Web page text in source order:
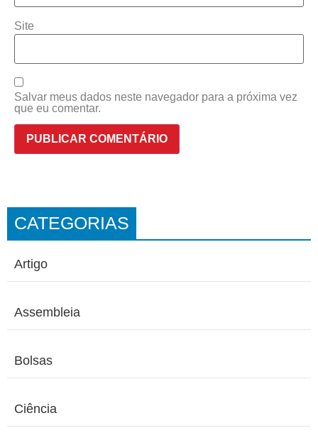
Site
Salvar meus dados neste navegador para a próxima vez
que eu comentar.
CATEGORIAS
Artigo
Assembleia
Bolsas
Ciência